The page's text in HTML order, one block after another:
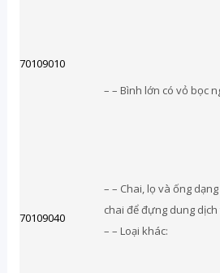
70109010
– – Bình lớn có vỏ bọc
70109040
– – Chai, lọ và ống
chai để đựng dung
– – Loại khác: